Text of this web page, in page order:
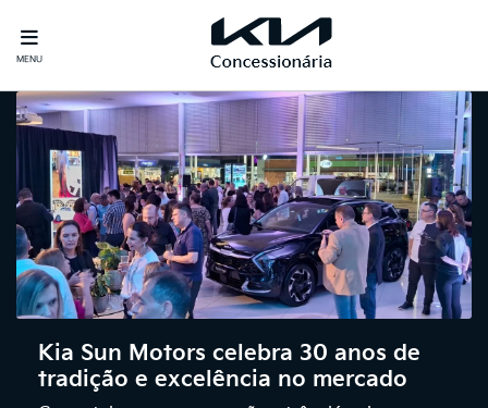
MENU
Kia Sun Motors celebra 30 anos de
tradição e excelência no mercado